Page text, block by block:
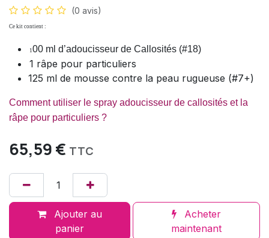
(0 avis)
Ce kit contient :
1 00 ml d’adoucisseur de Callosités (#18)
1 râpe pour particuliers
125 ml de mousse contre la peau rugueuse (#7+)
Comment utiliser le spray adoucisseur de callosités et la
râpe pour particuliers ?
65,59€ TTC
Ajouter au
panier
Acheter
maintenant